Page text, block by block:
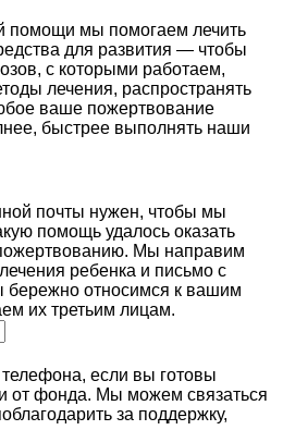
помощи мы помогаем лечить
для развития — чтобы
с которыми работаем,
лечения, распространять
ваше пожертвование
быстрее выполнять наши
почты нужен, чтобы мы
помощь удалось оказать
Мы направим
ребенка и письмо с
бережно относимся к вашим
их третьим лицам.
если вы готовы
от фонда. Мы можем связаться
за поддержку,